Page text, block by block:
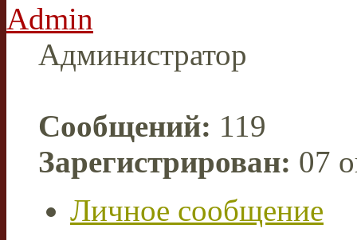
Admin
Администратор
Сообщений: 119
Зарегистрирован: 07
Личное сообщение